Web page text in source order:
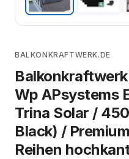
BALKONKRAFTWERK.DE
Wp APsystems
Trina Solar /
Black) /
Reihen